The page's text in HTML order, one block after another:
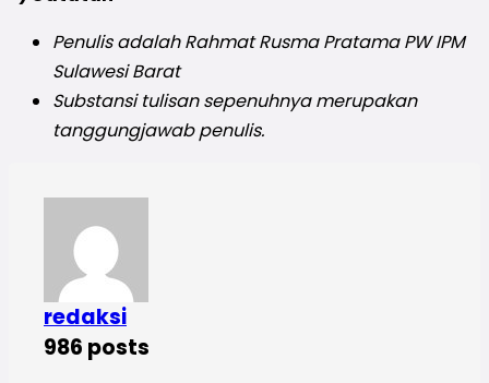
Penulis adalah Rahmat Rusma Pratama PW IPM
Sulawesi Barat
Substansi tulisan sepenuhnya merupakan
tanggungjawab penulis.
redaksi
986 posts